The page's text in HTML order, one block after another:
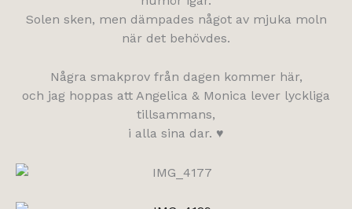
Solen sken, men dämpades något av mjuka moln
när det behövdes.
Några smakprov från dagen kommer här,
och jag hoppas att Angelica & Monica lever lyckliga
tillsammans,
i alla sina dar. ♥